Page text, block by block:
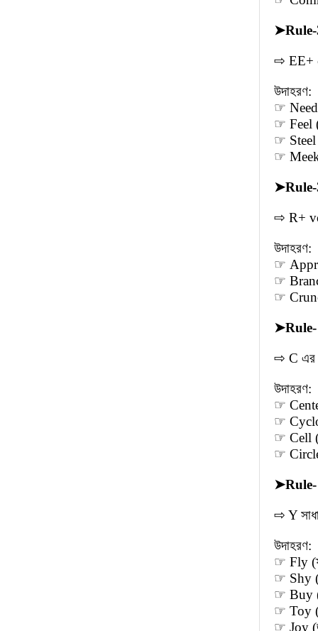
➤
⇨ EE+
উদাহরণ:
☞ Need
☞ Feel
☞ Steel
☞ Meek
➤
⇨ R+
উদাহরণ:
☞
☞
☞
➤
⇨ C এর
উদাহরণ:
☞
☞
☞ Cell
☞
➤
⇨ Y
উদাহরণ:
☞ Fly
☞ Shy
☞ Buy
☞ Toy
☞ Joy